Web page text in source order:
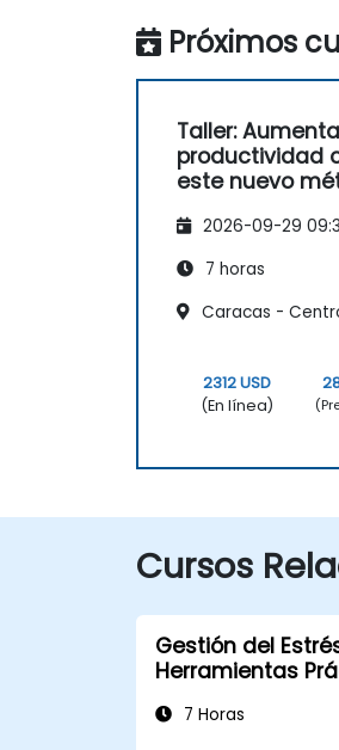
Próximos
Taller:
productividad
este nuevo
2026-09-29
7 horas
Caracas -
2312 USD
(En línea)
Cursos
Gestión del
Herramientas
7 Horas